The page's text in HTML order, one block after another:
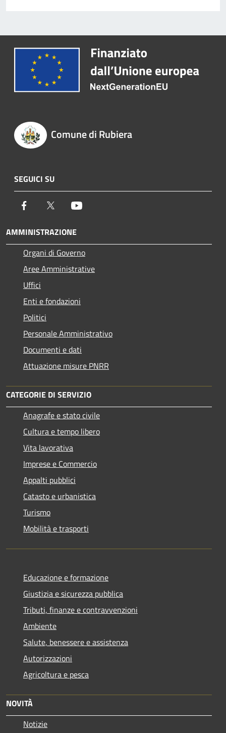
Comune di Rubiera
SEGUICI SU
Facebook Twitter
AMMINISTRAZIONE
Organi di Governo
Aree Amministrative
Uffici
Enti e fondazioni
Politici
Personale Amministrativo
Documenti e dati
Attuazione misure PNRR
CATEGORIE DI SERVIZIO
Anagrafe e stato civile
Cultura e tempo libero
Vita lavorativa
Imprese e Commercio
Appalti pubblici
Catasto e urbanistica
Turismo
Mobilità e trasporti
Educazione e formazione
Giustizia e sicurezza pubblica
Tributi, finanze e contravvenzioni
Ambiente
Salute, benessere e assistenza
Autorizzazioni
Agricoltura e pesca
NOVITÀ
Notizie